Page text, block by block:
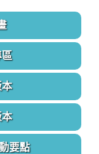
要點